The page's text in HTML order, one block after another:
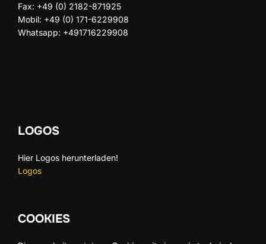
Fax: +49 (0) 2182-871925
Mobil: +49 (0) 171-6229908
Whatsapp: +491716229908
LOGOS
Hier Logos herunterladen!
Logos
COOKIES